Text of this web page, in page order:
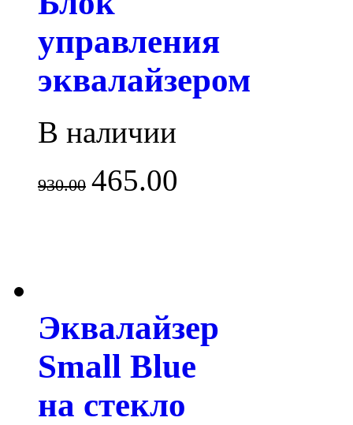
управления
эквалайзером
В наличии
930.00 465.00
Эквалайзер
Small Blue
на стекло